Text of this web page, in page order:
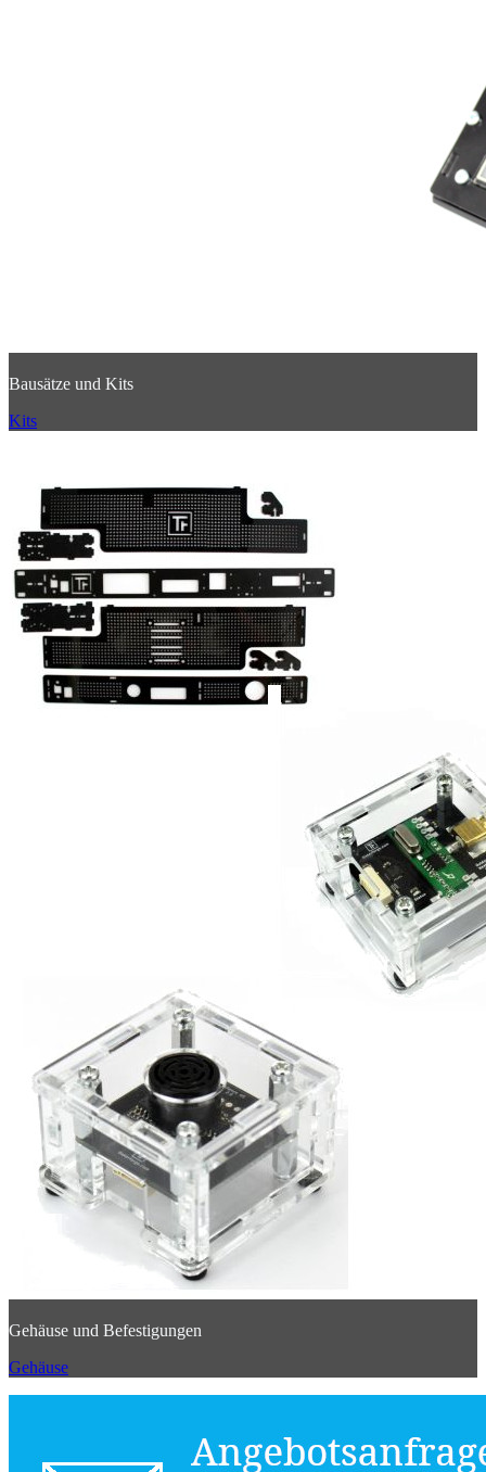
Bausätze und Kits
Kits
Gehäuse und Befestigungen
Gehäuse